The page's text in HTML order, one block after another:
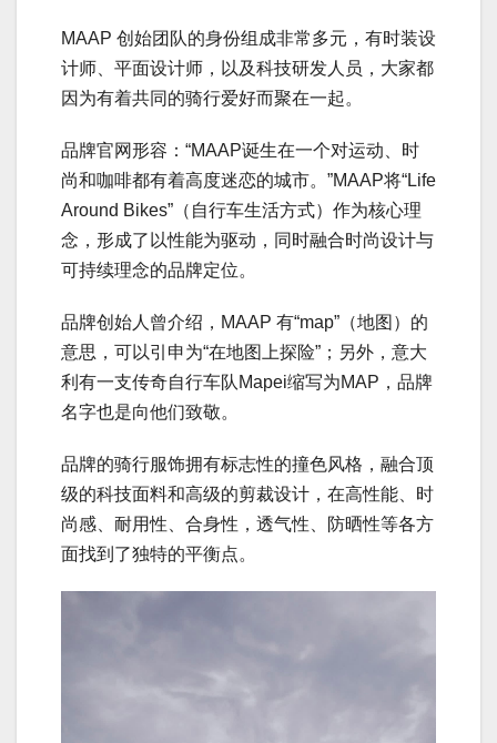
MAAP 创始团队的身份组成非常多元，有时装设
计师、平面设计师，以及科技研发人员，大家都
因为有着共同的骑行爱好而聚在一起。
品牌官网形容：“MAAP诞生在一个对运动、时
尚和咖啡都有着高度迷恋的城市。”MAAP将“Life
Around Bikes”（自行车生活方式）作为核心理
念，形成了以性能为驱动，同时融合时尚设计与
可持续理念的品牌定位。
品牌创始人曾介绍，MAAP 有“map”（地图）的
意思，可以引申为“在地图上探险”；另外，意大
利有一支传奇自行车队Mapei缩写为MAP，品牌
名字也是向他们致敬。
品牌的骑行服饰拥有标志性的撞色风格，融合顶
级的科技面料和高级的剪裁设计，在高性能、时
尚感、耐用性、合身性，透气性、防晒性等各方
面找到了独特的平衡点。